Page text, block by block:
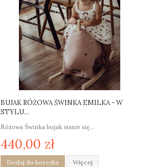
BUJAK RÓŻOWA ŚWINKA EMILKA - W
STYLU...
Różowa Świnka bujak stanie się...
440,00 zł
Dodaj do koszyka Więcej